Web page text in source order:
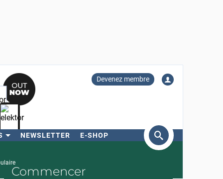
Devenez membre
NEWSLETTER E-SHOP
Commencer